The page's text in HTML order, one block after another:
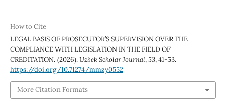
How to Cite
LEGAL BASIS OF PROSECUTOR’S SUPERVISION OVER THE
COMPLIANCE WITH LEGISLATION IN THE FIELD OF
CREDITATION. (2026).Uzbek Scholar Journal,53, 41-53.
https://doi.org/10.71274/mmzy0552
More Citation Formats